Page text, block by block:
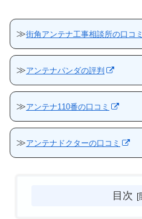
≫街角アンテナ工事相談所の口コミ
≫アンテナパンダの評判
≫アンテナ110番の口コミ
≫アンテナドクターの口コミ
目次